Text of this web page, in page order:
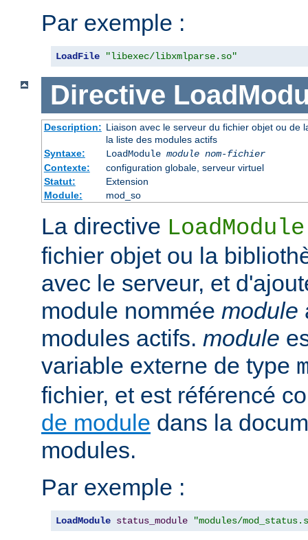
Par exemple :
LoadFile "libexec/libxmlparse.so"
Directive
Description: Liaison avec le serveur du fichier objet ou de
la liste des modules actifs
Syntaxe:
LoadModule module nom-fichier
Contexte:
configuration globale, serveur virtuel
Statut:
Extension
Module:
mod_so
La directive LoadModule
fichier objet ou la
avec le serveur, et
module nommée module
modules actifs. module
variable externe de type
fichier, et est référencé
de module dans la
modules.
Par exemple :
LoadModule status_module "modules/